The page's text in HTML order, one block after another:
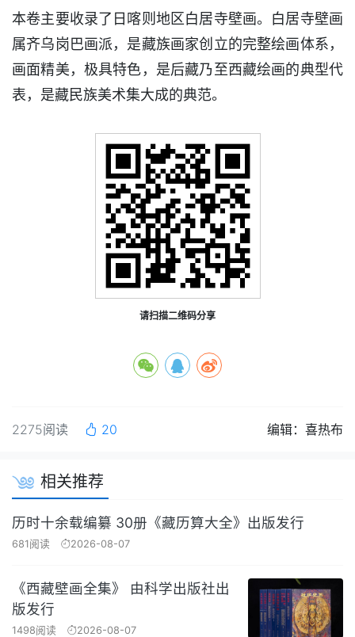
本卷主要收录了日喀则地区白居寺壁画。白居寺壁画
属齐乌岗巴画派，是藏族画家创立的完整绘画体系，
画面精美，极具特色，是后藏乃至西藏绘画的典型代
表，是藏民族美术集大成的典范。
请扫描二维码分享
2275阅读 20 编辑：喜热布
相关推荐
历时十余载编纂 30册《藏历算大全》出版发行
681阅读 2026-08-07
《西藏壁画全集》 由科学出版社出
版发行
1498阅读 2026-08-07